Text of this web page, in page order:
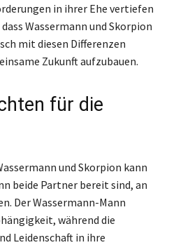
in ihrer Ehe vertiefen
Wassermann und Skorpion
mit diesen Differenzen
Zukunft aufzubauen.
für die
und Skorpion kann
beide Partner bereit sind, an
Der Wassermann-Mann
während die
Leidenschaft in ihre